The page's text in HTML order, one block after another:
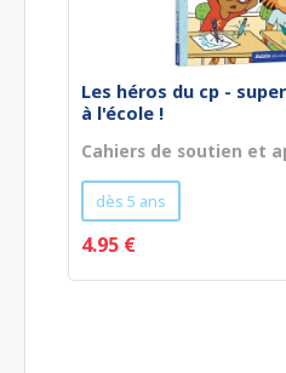
Les héros du cp -
à l'école !
Cahiers de soutien et
dès 5 ans
4.95 €